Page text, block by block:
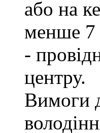
або на
менше 7
-
центру.
Вимоги